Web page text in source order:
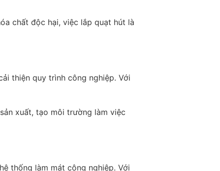
chất độc hại, việc lắp quạt hút là
thiện quy trình công nghiệp. Với
xuất, tạo môi trường làm việc
thống làm mát công nghiệp. Với